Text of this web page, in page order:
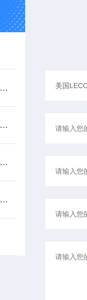
真空泵核心特点解析：赋能多元场景真空环境构建
催化加热管的技术原理与应用优势
锡箔杯：工业领域的高效实用解决方案​
碳化钨片：硬度与耐磨兼具的工业硬材